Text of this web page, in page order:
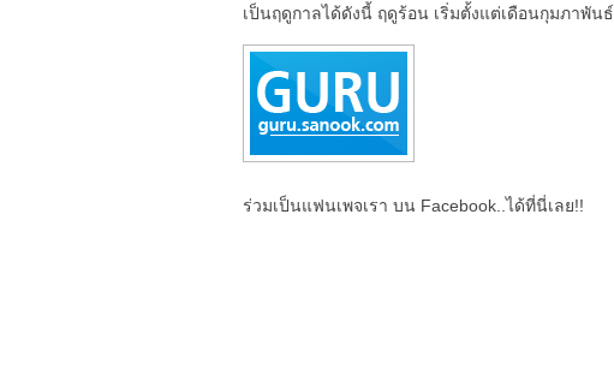
เป็นฤดูกาลได้ดังนี้ ฤดูร้อน เริ่มตั้งแต่เดือนกุมภาพันธ์
ร่วมเป็นแฟนเพจเรา บน Facebook..ได้ที่นี่เลย!!